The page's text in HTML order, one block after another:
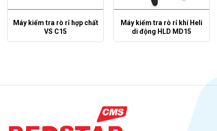
Máy kiểm tra rò rỉ hợp chất
VS C15
Máy kiểm tra rò rỉ khí Heli
di động HLD MD15